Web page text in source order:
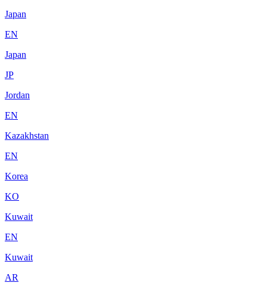
Japan
EN
Japan
JP
Jordan
EN
Kazakhstan
EN
Korea
KO
Kuwait
EN
Kuwait
AR